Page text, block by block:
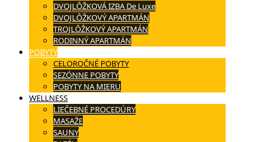
DVOJLÔŽKOVÁ IZBA De Luxe
DVOJLÔŽKOVÝ APARTMÁN
TROJLÔŽKOVÝ APARTMÁN
RODINNÝ APARTMÁN
POBYTY
CELOROČNÉ POBYTY
SEZÓNNE POBYTY
POBYTY NA MIERU
WELLNESS
LIEČEBNÉ PROCEDÚRY
MASAŽE
SAUNY